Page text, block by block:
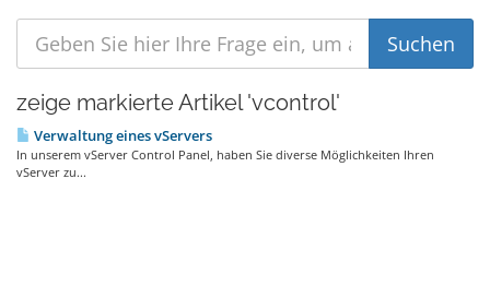
zeige markierte Artikel 'vcontrol'
Verwaltung eines vServers
In unserem vServer Control Panel, haben Sie diverse Möglichkeiten Ihren
vServer zu...